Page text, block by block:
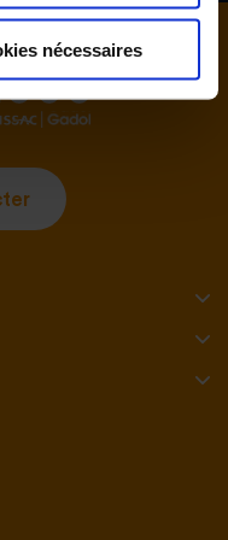
nécessaires